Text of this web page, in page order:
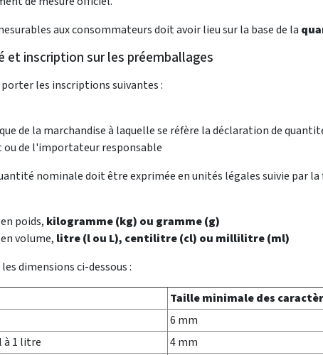
aux consommateurs doit avoir lieu sur la base de la
et inscription sur les préemballages
les inscriptions suivantes :
de la marchandise à laquelle se réfère la déclaration de
de l'importateur responsable
nominale doit être exprimée en unités légales suivie par
poids, kilogramme (kg) ou gramme (g)
volume, litre (l ou L), centilitre (cl) ou millilitre (ml)
dimensions ci-dessous :
Taille minimale des
6 mm
à 1 litre
4 mm